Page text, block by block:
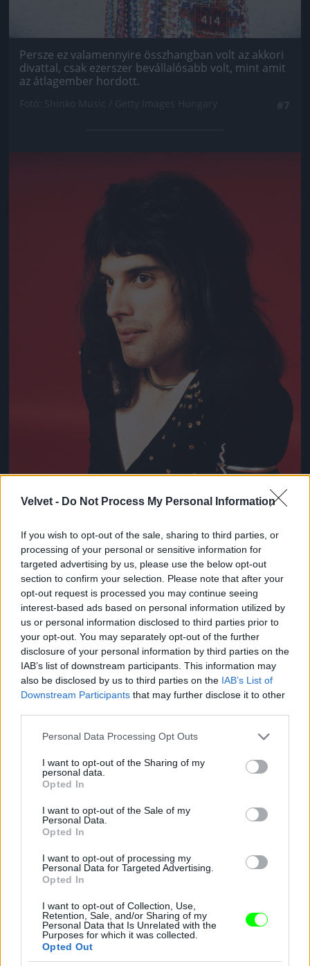
Velvet - Do Not Process My Personal Information
If you wish to opt-out of the sale, sharing to third parties, or
processing of your personal or sensitive information for
targeted advertising by us, please use the below opt-out
section to confirm your selection. Please note that after your
opt-out request is processed you may continue seeing
interest-based ads based on personal information utilized by
us or personal information disclosed to third parties prior to
your opt-out. You may separately opt-out of the further
disclosure of your personal information by third parties on the
IAB’s list of downstream participants. This information may
also be disclosed by us to third parties on the IAB’s List of
Downstream Participants that may further disclose it to other
Please note that this website/app uses one or more Google
not limited to your visit or usage behaviour. You may click to
grant or deny consent to Google and its third-party tags to
use your data for below specified purposes in below Google
consent section.
Personal Data Processing Opt Outs
I want to opt-out of the Sharing of my
personal data.
Opted In
I want to opt-out of the Sale of my
Personal Data.
Opted In
I want to opt-out of processing my
Personal Data for Targeted Advertising.
Opted In
I want to opt-out of Collection, Use,
Retention, Sale, and/or Sharing of my
Personal Data that Is Unrelated with the
Purposes for which it was collected.
Opted Out
Persze ez valamennyire összhangban volt az akkori
divattal, csak ezerszer bevállalósabb volt, mint amit
az átlagember hordott.
Jön még kép!
Így nézett ki Freddie Mercury 1973-ban!
Fotó: Michael Putland / Getty Images Hungary #8
Jön még kép!